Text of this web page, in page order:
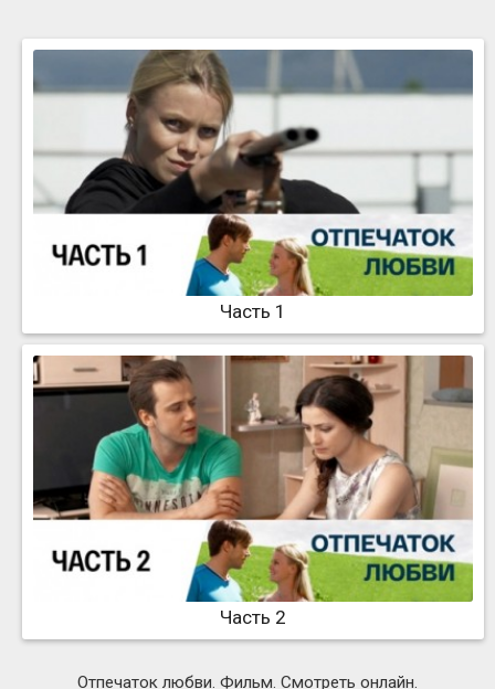
Часть 1
Часть 2
Отпечаток любви. Фильм. Смотреть онлайн.